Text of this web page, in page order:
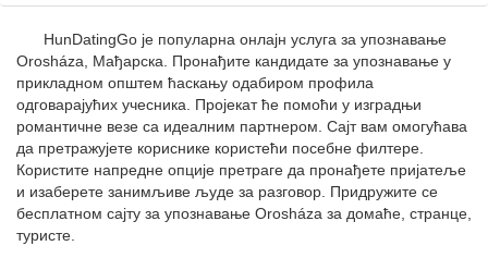
HunDatingGo је популарна онлајн услуга за упознавање
Orosháza, Мађарска. Пронађите кандидате за упознавање у
прикладном општем ћаскању одабиром профила
одговарајућих учесника. Пројекат ће помоћи у изградњи
романтичне везе са идеалним партнером. Сајт вам омогућава
да претражујете кориснике користећи посебне филтере.
Користите напредне опције претраге да пронађете пријатеље
и изаберете занимљиве људе за разговор. Придружите се
бесплатном сајту за упознавање Orosháza за домаће, странце,
туристе.